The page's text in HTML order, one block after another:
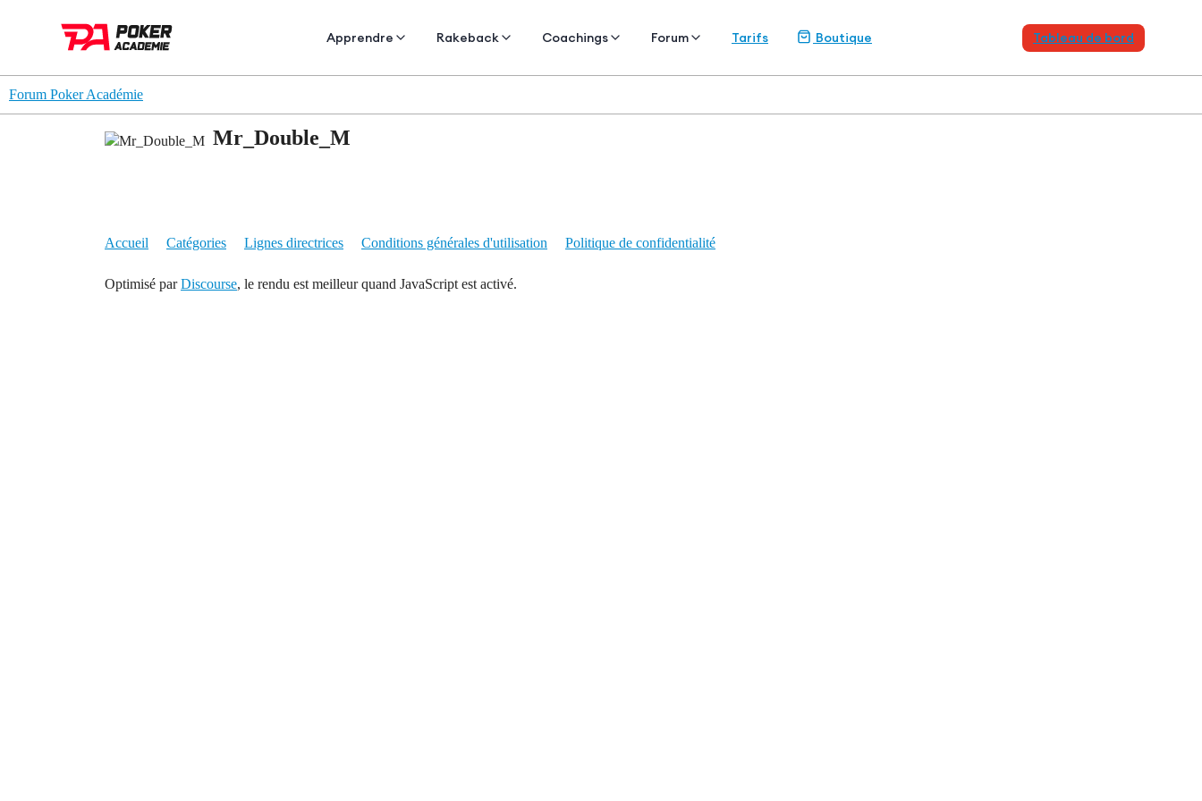
Apprendre Rakeback Coachings Forum Tarifs Boutique Tableau de bord
Forum Poker Académie
Mr_Double_M
Accueil Catégories Lignes directrices Conditions générales d'utilisation Politique de confidentialité
Optimisé parDiscourse, le rendu est meilleur quand JavaScript est activé.